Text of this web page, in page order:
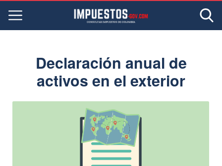
Declaración anual de
activos en el exterior